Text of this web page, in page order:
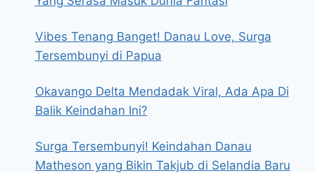
Vibes Tenang Banget! Danau Love, Surga
Tersembunyi di Papua
Okavango Delta Mendadak Viral, Ada Apa Di
Balik Keindahan Ini?
Surga Tersembunyi! Keindahan Danau
Matheson yang Bikin Takjub di Selandia Baru